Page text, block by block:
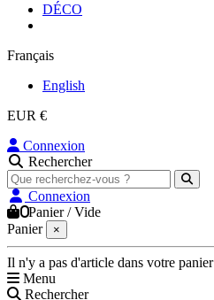
DÉCO
Français
English
EUR €
Connexion
Rechercher
Connexion
0Panier /Vide
Panier
×
Il n'y a pas d'article dans votre panier
Menu
Rechercher